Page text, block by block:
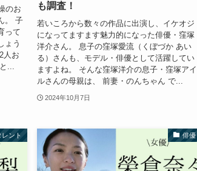
のお
。 子
って
ょう
人お
...
も調査！
若いころから数々の作品に出演し、イケオジ
になってますます魅力的になった俳優・窪塚
洋介さん。 息子の窪塚愛流（くぼづか あい
る）さんも、モデル・俳優として活躍してい
ますよね。 そんな窪塚洋介の息子・窪塚アイ
ルさんの母親は、 前妻・のんちゃん で...
2024年10月7日
レント 俳優